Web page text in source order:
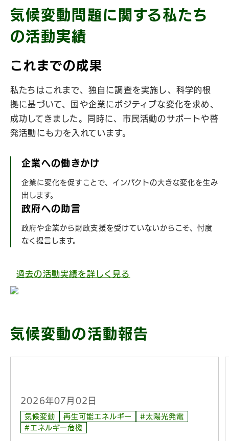
気候変動問題に関する私たち
の活動実績
これまでの成果
私たちはこれまで、独自に調査を実施し、科学的根
拠に基づいて、国や企業にポジティブな変化を求め、
成功してきました。同時に、市民活動のサポートや啓
発活動にも力を入れています。
企業への働きかけ
企業に変化を促すことで、インパクトの大きな変化を生み
出します。
政府への助言
政府や企業から財政支援を受けていないからこそ、忖度
なく提言します。
過去の活動実績を詳しく見る
気候変動の活動報告
2026年07月02日
気候変動 再生可能エネルギー
#太陽光発電
#エネルギー危機